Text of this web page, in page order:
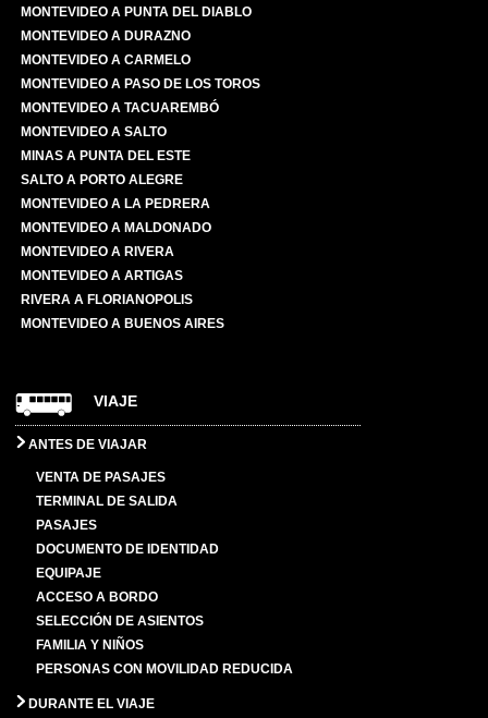
MONTEVIDEO A PUNTA DEL DIABLO
MONTEVIDEO A DURAZNO
MONTEVIDEO A CARMELO
MONTEVIDEO A PASO DE LOS TOROS
MONTEVIDEO A TACUAREMBÓ
MONTEVIDEO A SALTO
MINAS A PUNTA DEL ESTE
SALTO A PORTO ALEGRE
MONTEVIDEO A LA PEDRERA
MONTEVIDEO A MALDONADO
MONTEVIDEO A RIVERA
MONTEVIDEO A ARTIGAS
RIVERA A FLORIANOPOLIS
MONTEVIDEO A BUENOS AIRES
VIAJE
ANTES DE VIAJAR
VENTA DE PASAJES
TERMINAL DE SALIDA
PASAJES
DOCUMENTO DE IDENTIDAD
EQUIPAJE
ACCESO A BORDO
SELECCIÓN DE ASIENTOS
FAMILIA Y NIÑOS
PERSONAS CON MOVILIDAD REDUCIDA
DURANTE EL VIAJE